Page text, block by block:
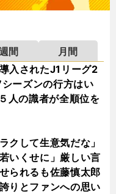
間
月間
入されたJ1リーグ2
ーズンの行方はい
の識者が全順位を
クして生意気だな」
若いくせに」厳しい言
られるも佐藤慎太郎
りとファンへの思い